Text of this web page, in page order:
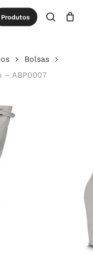
Produtos
procurar
Close
Bolsas
– ABP0007